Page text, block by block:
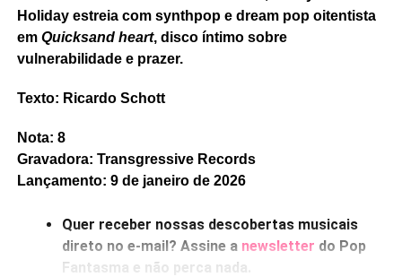
UP NEXT
Charles Bradley e Dinosaur Jr cantam Neil Young
Harry Nilsson, pioneiro dos remixes
Ricardo Schott
colaborador do POP FANTASMA.
Holiday estreia com synthpop e dream pop oitentista
em Quicksand heart, disco íntimo sobre
vulnerabilidade e prazer.
Texto: Ricardo Schott
Nota: 8
Gravadora: Transgressive Records
Lançamento: 9 de janeiro de 2026
Quer receber nossas descobertas musicais
direto no e-mail? Assine a newsletter do Pop
Fantasma e não perca nada.